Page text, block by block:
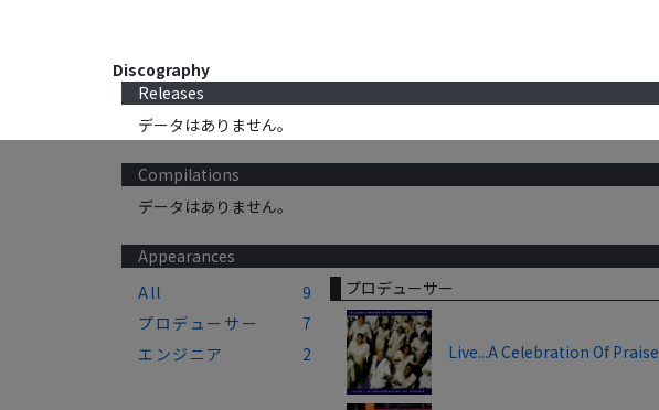
Discography
Releases
データはありません。
Compilations
データはありません。
Appearances
All
9
プロデューサー
7
エンジニア
2
プロデューサー
Live...A Celebration Of Praise